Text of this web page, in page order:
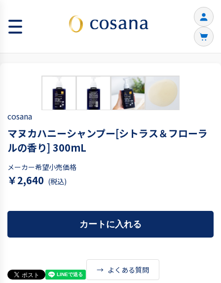
cosana
マヌカハニーシャンプー[シトラス＆フローラ
ルの香り] 300mL
メーカー希望小売価格
￥2,640 (税込)
よくある質問